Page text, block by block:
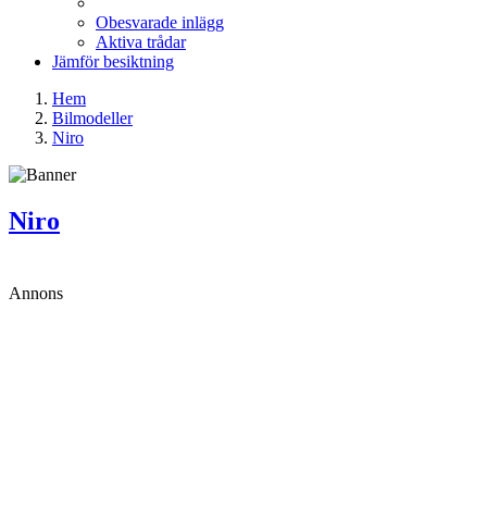
Obesvarade inlägg
Aktiva trådar
Jämför besiktning
Hem
Bilmodeller
Niro
Niro
Annons